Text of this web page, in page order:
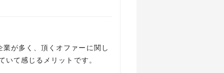
が多く、頂くオファーに関し
て感じるメリットです。